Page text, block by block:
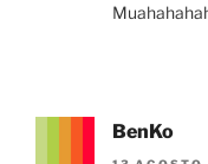
BenKo